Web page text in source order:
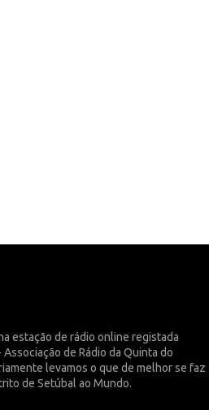
estação de rádio online registada
de Rádio da Quinta do
levamos o que de melhor se faz
de Setúbal ao Mundo.